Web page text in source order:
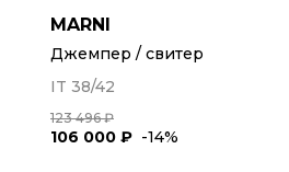
MARNI
Джемпер / свитер
IT 38/42
123 496 ₽
106 000 ₽ -14%